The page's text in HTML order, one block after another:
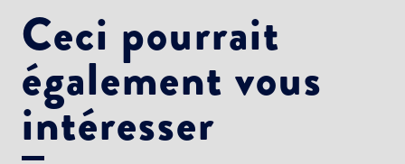
Ceci pourrait
également vous
intéresser